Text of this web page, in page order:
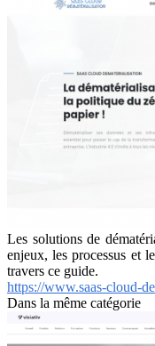
Les solutions de
enjeux, les processus et
travers ce guide.
https://www.saas-cloud-
Dans la même catégorie